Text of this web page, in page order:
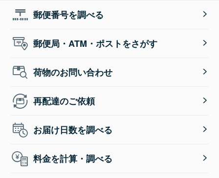
郵便番号を調べる
郵便局・ATM・ポストをさがす
荷物のお問い合わせ
再配達のご依頼
お届け日数を調べる
料金を計算・調べる